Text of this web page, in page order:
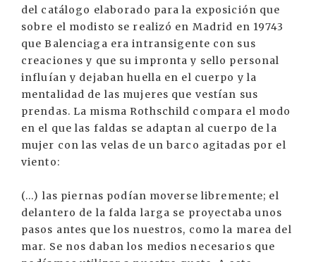
del catálogo elaborado para la exposición que
sobre el modisto se realizó en Madrid en 19743
que Balenciaga era intransigente con sus
creaciones y que su impronta y sello personal
influían y dejaban huella en el cuerpo y la
mentalidad de las mujeres que vestían sus
prendas. La misma Rothschild compara el modo
en el que las faldas se adaptan al cuerpo de la
mujer con las velas de un barco agitadas por el
viento:
(...) las piernas podían moverse libremente; el
delantero de la falda larga se proyectaba unos
pasos antes que los nuestros, como la marea del
mar. Se nos daban los medios necesarios que